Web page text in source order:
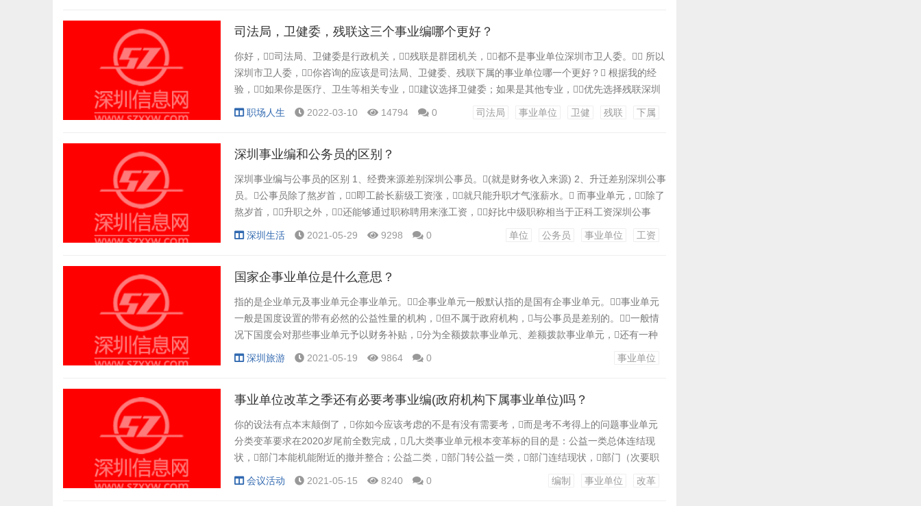
司法局，卫健委，残联这三个事业编哪个更好？
你好，司法局、卫健委是行政机关，残联是群团机关，都不是事业单位深圳市卫人委。 所以
深圳市卫人委，你咨询的应该是司法局、卫健委、残联下属的事业单位哪一个更好？ 根据我的经
验，如果你是医疗、卫生等相关专业，建议选择卫健委；如果是其他专业，优先选择残联深圳
市卫人委。 首先，介绍一下司法局的下属事业单位深圳市卫人委。2018年机构改革的时候，
职场人生 2022-03-10 14794 0 司法局 事业单位 卫健 残联 下属
深圳事业编和公务员的区别？
深圳事业编与公事员的区别 1、经费来源差别深圳公事员。(就是财务收入来源) 2、升迁差别深圳公事
员。公事员除了熬岁首，即工龄长薪级工资涨，就只能升职才气涨薪水。 而事业单元，除了
熬岁首，升职之外，还能够通过职称聘用来涨工资，好比中级职称相当于正科工资深圳公事
员。就说你专业扎实，你收入也没必要你上司少，以至还高。 3、公事员升迁时机大，并且
深圳生活 2021-05-29 9298 0 单位 公务员 事业单位 工资
国家企事业单位是什么意思？
指的是企业单元及事业单元企事业单元。企事业单元一般默认指的是国有企事业单元。事业单元
一般是国度设置的带有必然的公益性量的机构，但不属于政府机构，与公事员是差别的。一般情
况下国度会对那些事业单元予以财务补贴，分为全额拨款事业单元、差额拨款事业单元，还有一种
是自主事业单元，是国度不拨款的事业单元。...
深圳旅游 2021-05-19 9864 0 事业单位
事业单位改革之季还有必要考事业编(政府机构下属事业单位)吗？
你的设法有点本末颠倒了，你如今应该考虑的不是有没有需要考，而是考不考得上的问题事业单元
分类变革要求在2020岁尾前全数完成，几大类事业单元根本变革标的目的是：公益一类总体连结现
状，部门本能机能附近的撤并整合；公益二类，部门转公益一类，部门连结现状，部门（次要职
责是收费或运营）转企；消费运营类原则上全数转企政府机构变革。在单元构造上，公益一类和二
会议活动 2021-05-15 8240 0 编制 事业单位 改革